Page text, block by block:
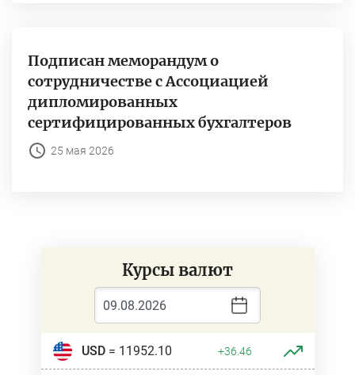
Подписан меморандум о
сотрудничестве с Ассоциацией
дипломированных
сертифицированных бухгалтеров
25 мая 2026
Курсы валют
USD= 11952.10 +36.46